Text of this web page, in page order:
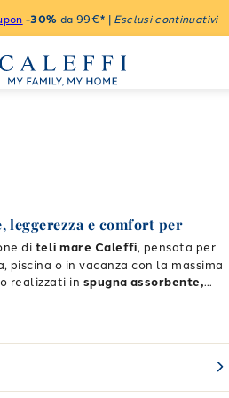
-30% da 99€* | Esclusi continuativi
leggerezza e comfort per
di teli mare Caleffi, pensata per
piscina o in vacanza con la massima
realizzati in spugna assorbente,
asciugatura veloce